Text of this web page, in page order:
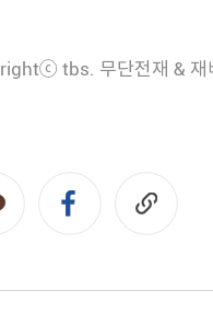
tbs. 무단전재 & 재